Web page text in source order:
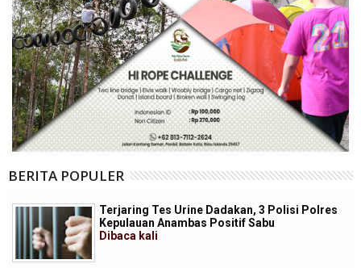
BERITA POPULER
Terjaring Tes Urine Dadakan, 3 Polisi Polres
Kepulauan Anambas Positif Sabu
Dibaca kali